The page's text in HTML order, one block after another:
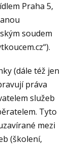
Praha 5,
soudem
(dále též jen
práva
služeb
Tyto
mezi
(školení,